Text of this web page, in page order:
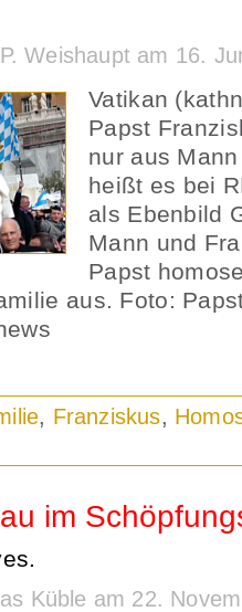
Weishaupt am 16.
Vatikan
Papst
nur aus
heißt es bei
als Ebenbild
Mann und
Papst
aus. Foto:
, Franziskus,
im
Küble am 22.